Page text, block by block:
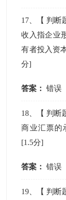
17 、【 判断
收入指企业
有者投入资
分]
答案： 错误
18 、【 判断
商业汇票的
[1.5分]
答案： 错误
19 、【 判断